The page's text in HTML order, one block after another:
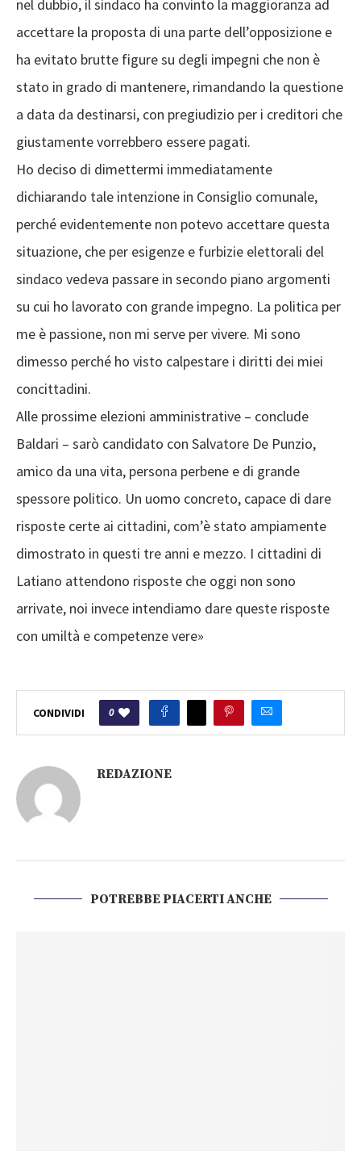
nel dubbio, il sindaco ha convinto la maggioranza ad
accettare la proposta di una parte dell’opposizione e
ha evitato brutte figure su degli impegni che non è
stato in grado di mantenere, rimandando la questione
a data da destinarsi, con pregiudizio per i creditori che
giustamente vorrebbero essere pagati.
Ho deciso di dimettermi immediatamente
dichiarando tale intenzione in Consiglio comunale,
perché evidentemente non potevo accettare questa
situazione, che per esigenze e furbizie elettorali del
sindaco vedeva passare in secondo piano argomenti
su cui ho lavorato con grande impegno. La politica per
me è passione, non mi serve per vivere. Mi sono
dimesso perché ho visto calpestare i diritti dei miei
concittadini.
Alle prossime elezioni amministrative – conclude
Baldari – sarò candidato con Salvatore De Punzio,
amico da una vita, persona perbene e di grande
spessore politico. Un uomo concreto, capace di dare
risposte certe ai cittadini, com’è stato ampiamente
dimostrato in questi tre anni e mezzo. I cittadini di
Latiano attendono risposte che oggi non sono
arrivate, noi invece intendiamo dare queste risposte
con umiltà e competenze vere»
CONDIVIDI 0
REDAZIONE
POTREBBE PIACERTI ANCHE